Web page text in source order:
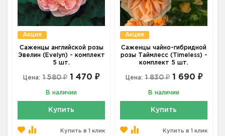
Акция
Саженцы английской розы
Эвелин (Evelyn) - комплект
5 шт.
Цена: 1 580 ₽ 1 470 ₽
В наличии
Купить
Купить в 1 клик
Акция
Саженцы чайно-гибридной
розы Таймлесс (Timeless) -
комплект 5 шт.
Цена: 1 830 ₽ 1 690 ₽
В наличии
Купить
Купить в 1 клик